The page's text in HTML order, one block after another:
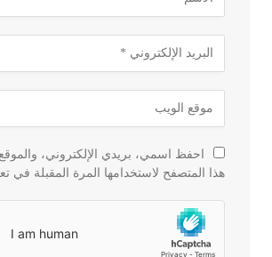
احفظ اسمي، بريدي الإلكتروني،
هذا المتصفح لاستخدامها المرة المقبلة في